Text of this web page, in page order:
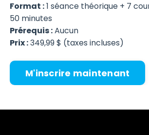
Format :1 séance théorique + 7
50 minutes
Prérequis :Aucun
Prix :349,99 $ (taxes incluses)
M'inscrire maintenant